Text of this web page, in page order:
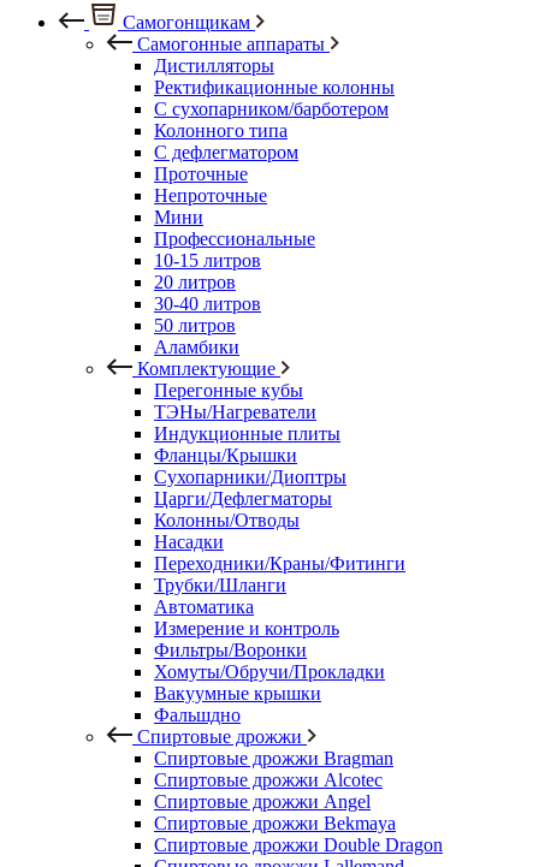
Самогонщикам
Самогонные аппараты
Дистилляторы
Ректификационные колонны
С сухопарником/барботером
Колонного типа
С дефлегматором
Проточные
Непроточные
Мини
Профессиональные
10-15 литров
20 литров
30-40 литров
50 литров
Аламбики
Комплектующие
Перегонные кубы
ТЭНы/Нагреватели
Индукционные плиты
Фланцы/Крышки
Сухопарники/Диоптры
Царги/Дефлегматоры
Колонны/Отводы
Насадки
Переходники/Краны/Фитинги
Трубки/Шланги
Автоматика
Измерение и контроль
Фильтры/Воронки
Хомуты/Обручи/Прокладки
Вакуумные крышки
Фальшдно
Спиртовые дрожжи
Спиртовые дрожжи Bragman
Спиртовые дрожжи Alcotec
Спиртовые дрожжи Angel
Спиртовые дрожжи Bekmaya
Спиртовые дрожжи Double Dragon